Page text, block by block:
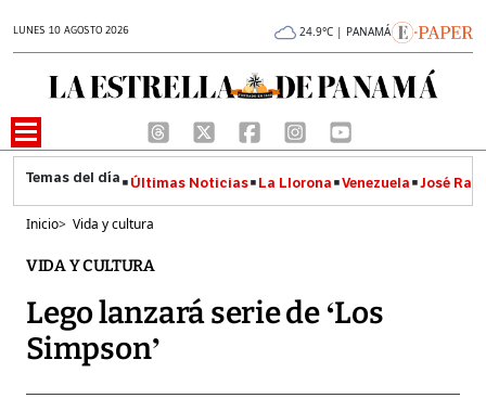
LUNES 10 AGOSTO 2026 24.9°C | PANAMÁ
Últimas Noticias La Llorona Venezuela José
Inicio> Vida y cultura
VIDA Y CULTURA
Lego lanzará serie de ‘Los
Simpson’